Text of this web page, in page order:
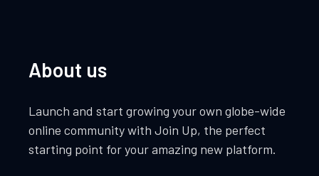
About us
Launch and start growing your own globe-wide
online community with Join Up, the perfect
starting point for your amazing new platform.